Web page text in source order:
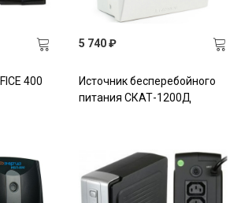
400
5 740 ₽
Источник бесперебойного
питания СКАТ-1200Д